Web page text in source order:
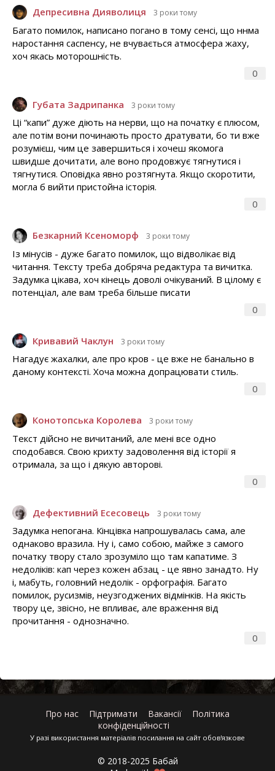
Депресивна Дияволиця 3 роки тому
0
Багато помилок, написано погано в тому сенсі, що ннма
наростання саспенсу, не вчувається атмосфера жаху,
хоч якась моторошність.
Губата Задрипанка 3 роки тому
0
Ці “капи” дуже діють на нерви, що на початку є плюсом,
але потім вони починають просто дратувати, бо ти вже
розумієш, чим це завершиться і хочеш якомога
швидше дочитати, але воно продовжує тягнутися і
тягнутися. Оповідка явно розтягнута. Якщо скоротити,
могла б вийти пристойна історія.
Безкарний Ксеноморф 3 роки тому
0
Із мінусів - дуже багато помилок, що відволікає від
читання. Тексту треба добряча редактура та вичитка.
Задумка цікава, хоч кінець доволі очікуваний. В цілому є
потенціал, але вам треба більше писати
Кривавий Чаклун 3 роки тому
0
Нагадує жахалки, але про кров - це вже не банально в
даному контексті. Хоча можна допрацювати стиль.
Конотопська Королева 3 роки тому
0
Текст дійсно не вичитаний, але мені все одно
сподобався. Свою крихту задоволення від історії я
отримала, за що і дякую авторові.
Дефективний Есесовець 3 роки тому
0
Задумка непогана. Кінцівка напрошувалась сама, але
однаково вразила. Ну і, само собою, майже з самого
початку твору стало зрозуміло що там капатиме. З
недоліків: кап через кожен абзац - це явно занадто. Ну
і, мабуть, головний недолік - орфографія. Багато
помилок, русизмів, неузгоджених відмінків. На якість
твору це, звісно, не впливає, але враження від
прочитання - однозначно.
Про нас Підтримати Вакансії
Політика
конфіденційності
У разі використання матеріалів посилання на сайт обов'язкове
© 2018-2025 Бабай